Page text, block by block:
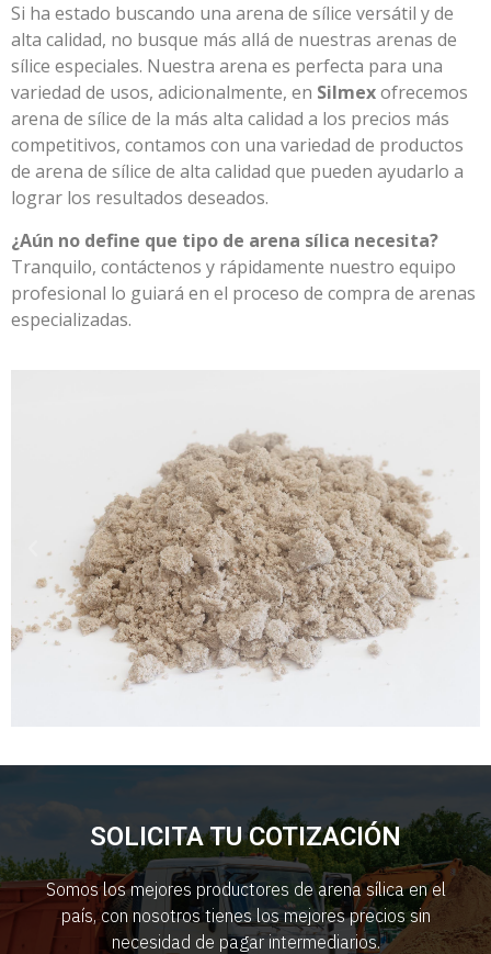
Si ha estado buscando una arena de sílice versátil y de
alta calidad, no busque más allá de nuestras arenas de
sílice especiales. Nuestra arena es perfecta para una
variedad de usos, adicionalmente, en Silmexofrecemos
arena de sílice de la más alta calidad a los precios más
competitivos, contamos con una variedad de productos
de arena de sílice de alta calidad que pueden ayudarlo a
lograr los resultados deseados.
¿Aún no define que tipo de arena sílica necesita?
Tranquilo, contáctenos y rápidamente nuestro equipo
profesional lo guiará en el proceso de compra de arenas
especializadas.
SOLICITA TU COTIZACIÓN
Somos los mejores productores de arena sílica en el
país, con nosotros tienes los mejores precios sin
necesidad de pagar intermediarios.